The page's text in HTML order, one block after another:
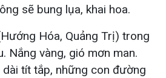
sẽ bung lụa, khai hoa.
Hóa, Quảng Trị) trong
Nắng vàng, gió mơn man.
tít tắp, những con đường